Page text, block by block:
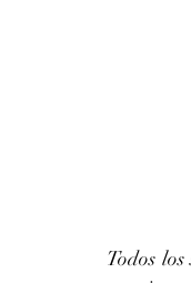
Todos